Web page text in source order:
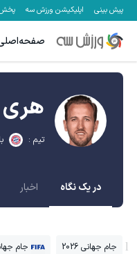
پیش بینی اپلیکیشن ورزش سه پخش
تیم :
در یک نگاه اخبار
جام جهانی 2026 جام